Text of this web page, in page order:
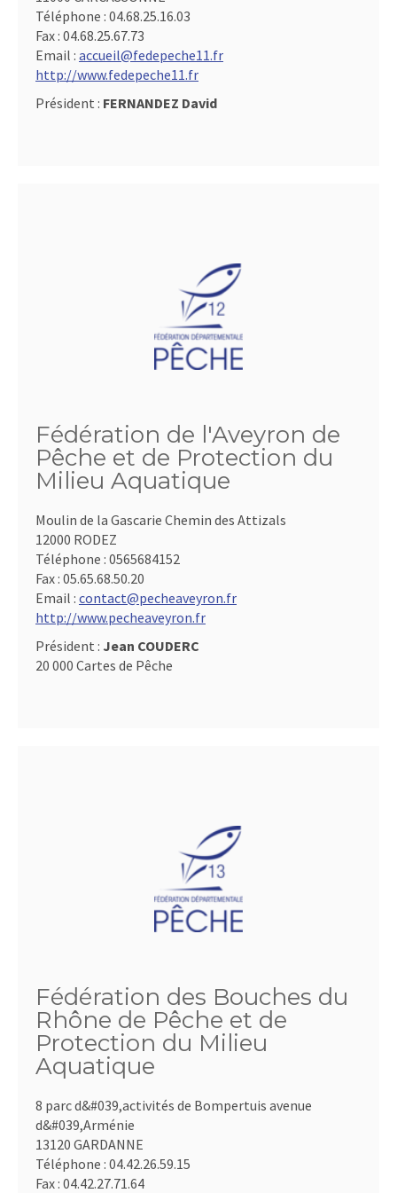
Téléphone : 04.68.25.16.03
Fax : 04.68.25.67.73
Email : accueil@fedepeche11.fr
http://www.fedepeche11.fr
Président : FERNANDEZ David
Fédération de l'Aveyron de
Pêche et de Protection du
Milieu Aquatique
Moulin de la Gascarie Chemin des Attizals
12000 RODEZ
Téléphone : 0565684152
Fax : 05.65.68.50.20
Email : contact@pecheaveyron.fr
http://www.pecheaveyron.fr
Président : Jean COUDERC
20 000 Cartes de Pêche
Fédération des Bouches du
Rhône de Pêche et de
Protection du Milieu
Aquatique
8 parc d&#039,activités de Bompertuis avenue
d&#039,Arménie
13120 GARDANNE
Téléphone : 04.42.26.59.15
Fax : 04.42.27.71.64